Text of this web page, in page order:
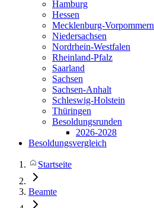
Hamburg
Hessen
Mecklenburg-Vorpommern
Niedersachsen
Nordrhein-Westfalen
Rheinland-Pfalz
Saarland
Sachsen
Sachsen-Anhalt
Schleswig-Holstein
Thüringen
Besoldungsrunden
2026-2028
Besoldungsvergleich
Startseite
Beamte